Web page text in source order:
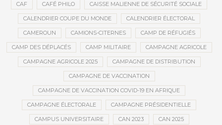
CAF CAFÉ PHILO CAISSE MALIENNE DE SÉCURITÉ SOCIALE
CALENDRIER COUPE DU MONDE CALENDRIER ÉLECTORAL
CAMEROUN CAMIONS-CITERNES CAMP DE RÉFUGIÉS
CAMP DES DÉPLACÉS CAMP MILITAIRE CAMPAGNE AGRICOLE
CAMPAGNE AGRICOLE 2025 CAMPAGNE DE DISTRIBUTION
CAMPAGNE DE VACCINATION
CAMPAGNE DE VACCINATION COVID-19 EN AFRIQUE
CAMPAGNE ÉLECTORALE CAMPAGNE PRÉSIDENTIELLE
CAMPUS UNIVERSITAIRE CAN 2023 CAN 2025